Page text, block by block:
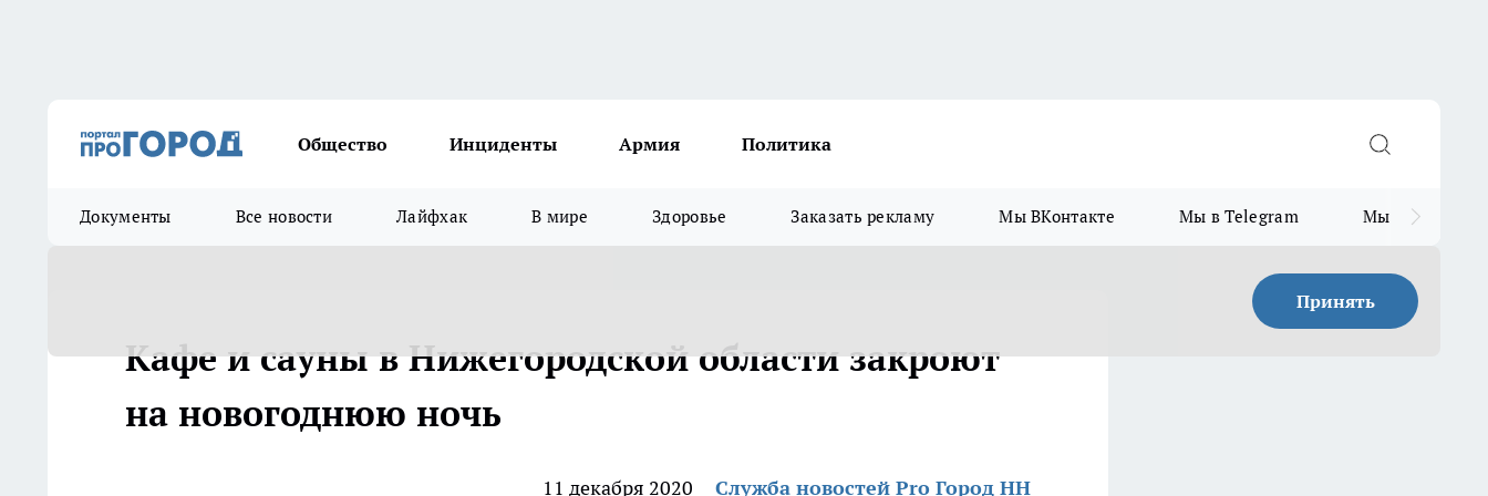
Общество Инциденты Армия Политика
Документы Все новости Лайфхак В мире Здоровье Заказать рекламу Мы ВКонтакте Мы в Telegram Мы в MAX
Принять
Кафе и сауны в Нижегородской области закроют
на новогоднюю ночь
11 декабря 2020 Служба новостей Pro Город НН